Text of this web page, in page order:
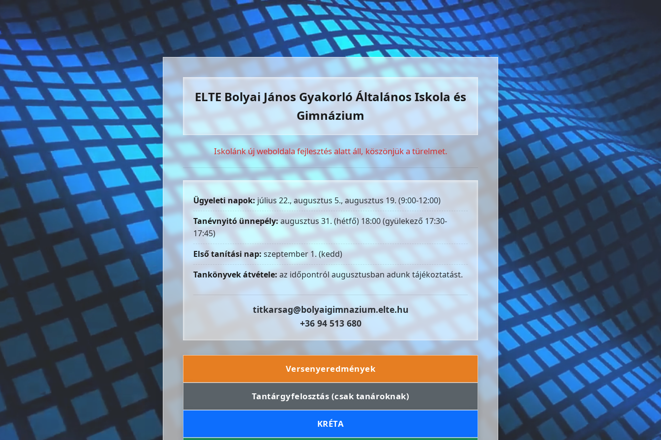
ELTE Bolyai János Gyakorló Általános Iskola és
Gimnázium
Iskolánk új weboldala fejlesztés alatt áll, köszönjük a türelmet.
Ügyeleti napok:július 22., augusztus 5., augusztus 19. (9:00-12:00)
Tanévnyitó ünnepély:augusztus 31. (hétfő) 18:00 (gyülekező 17:30-
17:45)
Első tanítási nap:szeptember 1. (kedd)
Tankönyvek átvétele: az időpontról augusztusban adunk tájékoztatást.
titkarsag@bolyaigimnazium.elte.hu
+36 94 513 680
Versenyeredmények
Tantárgyfelosztás (csak tanároknak)
KRÉTA